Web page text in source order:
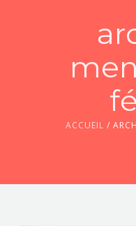
LES JOURNÉES 2026 ⌵
ACTUS & DOSSIERS
ACCUEIL /